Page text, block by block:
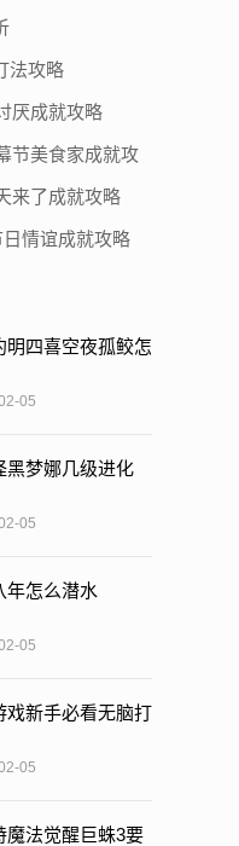
法攻略
厌成就攻略
节美食家成就攻
来了成就攻略
情谊成就攻略
明四喜空夜孤鲛怎
05
黑梦娜几级进化
05
年怎么潜水
05
戏新手必看无脑打
05
魔法觉醒巨蛛3要